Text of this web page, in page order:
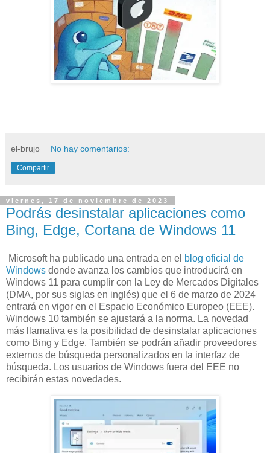
el-brujo No hay comentarios:
Compartir
viernes, 17 de noviembre de 2023
Podrás desinstalar aplicaciones como
Bing, Edge, Cortana de Windows 11
Microsoft ha publicado una entrada en el blog oficial de
Windows donde avanza los cambios que introducirá en
Windows 11 para cumplir con la Ley de Mercados Digitales
(DMA, por sus siglas en inglés) que el 6 de marzo de 2024
entrará en vigor en el Espacio Económico Europeo (EEE).
Windows 10 también se ajustará a la norma. La novedad
más llamativa es la posibilidad de desinstalar aplicaciones
como Bing y Edge. También se podrán añadir proveedores
externos de búsqueda personalizados en la interfaz de
búsqueda. Los usuarios de Windows fuera del EEE no
recibirán estas novedades.